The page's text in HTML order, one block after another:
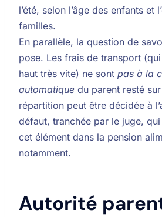
l’été, selon l’âge des enfants et
familles.
En parallèle, la question de
pose. Les frais de transport
haut très vite) ne sont pas à la
automatique du parent resté
répartition peut être décidée à
défaut, tranchée par le juge,
cet élément dans la pension
notamment.
Autorité